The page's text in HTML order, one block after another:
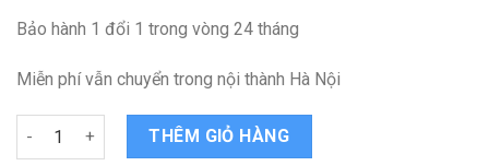
Bảo hành 1 đổi 1 trong vòng 24 tháng
Miễn phí vẫn chuyển trong nội thành Hà Nội
Sạc Laptop Dell Vostro V3460 quantity
THÊM GIỎ HÀNG